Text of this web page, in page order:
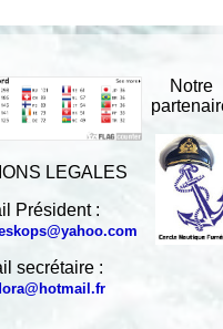
LEGALES
Président :
secrétaire :
Notre